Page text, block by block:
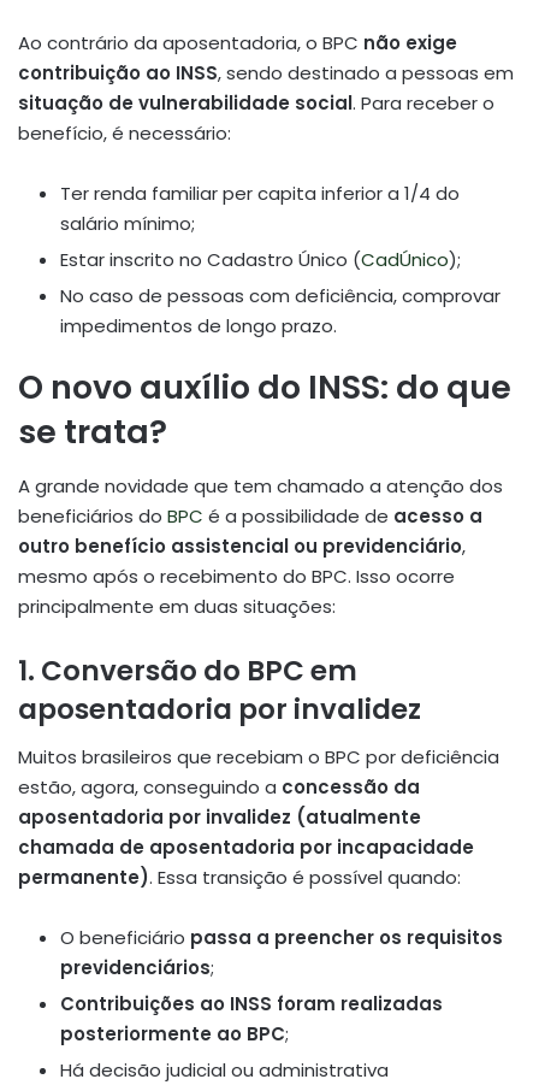
Ao contrário da aposentadoria, o BPC não exige
contribuição ao INSS, sendo destinado a pessoas em
situação de vulnerabilidade social. Para receber o
benefício, é necessário:
Ter renda familiar per capita inferior a 1/4 do
salário mínimo;
Estar inscrito no Cadastro Único (CadÚnico);
No caso de pessoas com deficiência, comprovar
impedimentos de longo prazo.
O novo auxílio do INSS: do que
se trata?
A grande novidade que tem chamado a atenção dos
beneficiários do BPC é a possibilidade de acesso a
outro benefício assistencial ou previdenciário,
mesmo após o recebimento do BPC. Isso ocorre
principalmente em duas situações:
1. Conversão do BPC em
aposentadoria por invalidez
Muitos brasileiros que recebiam o BPC por deficiência
estão, agora, conseguindo a concessão da
aposentadoria por invalidez (atualmente
chamada de aposentadoria por incapacidade
permanente). Essa transição é possível quando:
O beneficiário passa a preencher os requisitos
previdenciários;
Contribuições ao INSS foram realizadas
posteriormente ao BPC;
Há decisão judicial ou administrativa